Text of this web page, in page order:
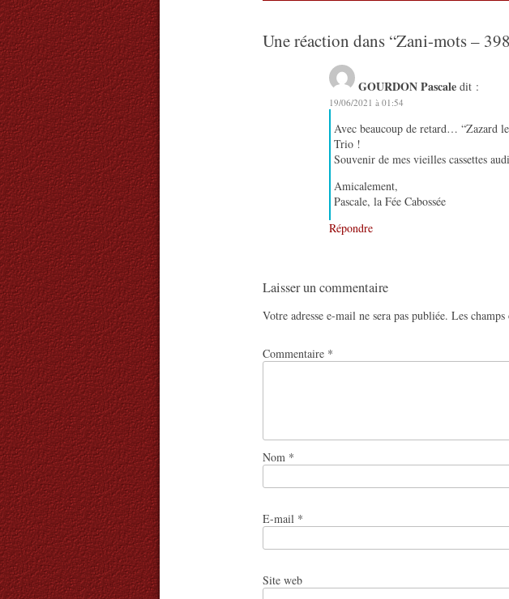
Une réaction dans “Zani-mots – 398
GOURDON Pascale dit :
19/06/2021 à 01:54
Avec beaucoup de retard… “Zazard
Trio !
Souvenir de mes vieilles cassettes
Amicalement,
Pascale, la Fée Cabossée
Répondre
Laisser un commentaire
Votre adresse e-mail ne sera pas publiée. Les
Commentaire *
Nom *
E-mail *
Site web